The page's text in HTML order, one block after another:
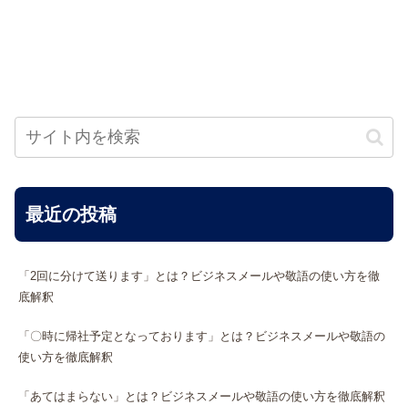
最近の投稿
「2回に分けて送ります」とは？ビジネスメールや敬語の使い方を徹
底解釈
「〇時に帰社予定となっております」とは？ビジネスメールや敬語の
使い方を徹底解釈
「あてはまらない」とは？ビジネスメールや敬語の使い方を徹底解釈